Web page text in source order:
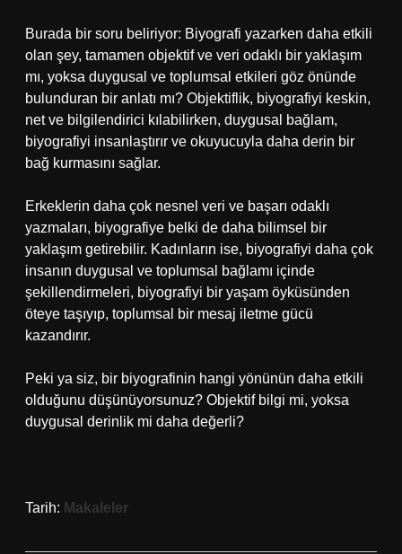
Burada bir soru beliriyor: Biyografi yazarken daha etkili
olan şey, tamamen objektif ve veri odaklı bir yaklaşım
mı, yoksa duygusal ve toplumsal etkileri göz önünde
bulunduran bir anlatı mı? Objektiflik, biyografiyi keskin,
net ve bilgilendirici kılabilirken, duygusal bağlam,
biyografiyi insanlaştırır ve okuyucuyla daha derin bir
bağ kurmasını sağlar.
Erkeklerin daha çok nesnel veri ve başarı odaklı
yazmaları, biyografiye belki de daha bilimsel bir
yaklaşım getirebilir. Kadınların ise, biyografiyi daha çok
insanın duygusal ve toplumsal bağlamı içinde
şekillendirmeleri, biyografiyi bir yaşam öyküsünden
öteye taşıyıp, toplumsal bir mesaj iletme gücü
kazandırır.
Peki ya siz, bir biyografinin hangi yönünün daha etkili
olduğunu düşünüyorsunuz? Objektif bilgi mi, yoksa
duygusal derinlik mi daha değerli?
Tarih: Makaleler